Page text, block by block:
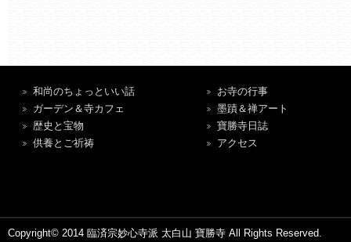
和尚のちょっといい話
ガーデン＆寺カフェ
歴史と宝物
供養とご祈祷
お寺の行事
墨蹟＆禅アート
寶勝寺日誌
アクセス
Copyright© 2014 臨済宗妙心寺派 太白山 寶勝寺 All Rights Reserved.